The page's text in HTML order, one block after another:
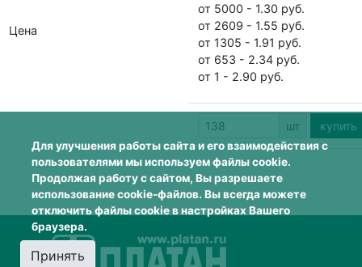
Цена
от 5000 - 1.30 руб.
от 2609 - 1.55 руб.
от 1305 - 1.91 руб.
от 653 - 2.34 руб.
от 1 - 2.90 руб.
шт
Для улучшения работы сайта и его взаимодействия с
пользователями мы используем файлы cookie.
Продолжая работу с сайтом, Вы разрешаете
использование cookie-файлов. Вы всегда можете
отключить файлы cookie в настройках Вашего
браузера.
Принять